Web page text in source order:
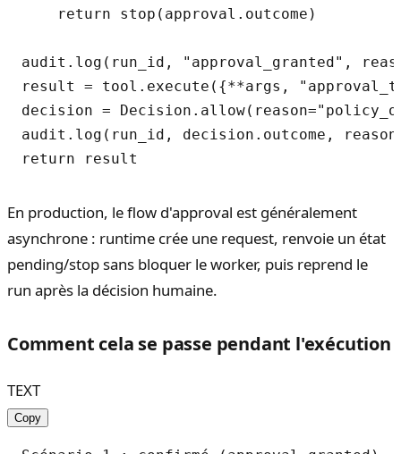
    return stop(approval.outcome)
audit.log(run_id, "approval_granted",
result = tool.execute({**args,
decision =
audit.log(run_id, decision.outcome,
En production, le flow d'approval est généralement
asynchrone : runtime crée une request, renvoie un état
pending/stop sans bloquer le worker, puis reprend le
run après la décision humaine.
Comment cela se passe pendant l'exécution
TEXT
Copy